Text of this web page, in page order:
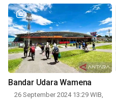
Bandar Udara Wamena
26 September 2024 13:29 WIB,